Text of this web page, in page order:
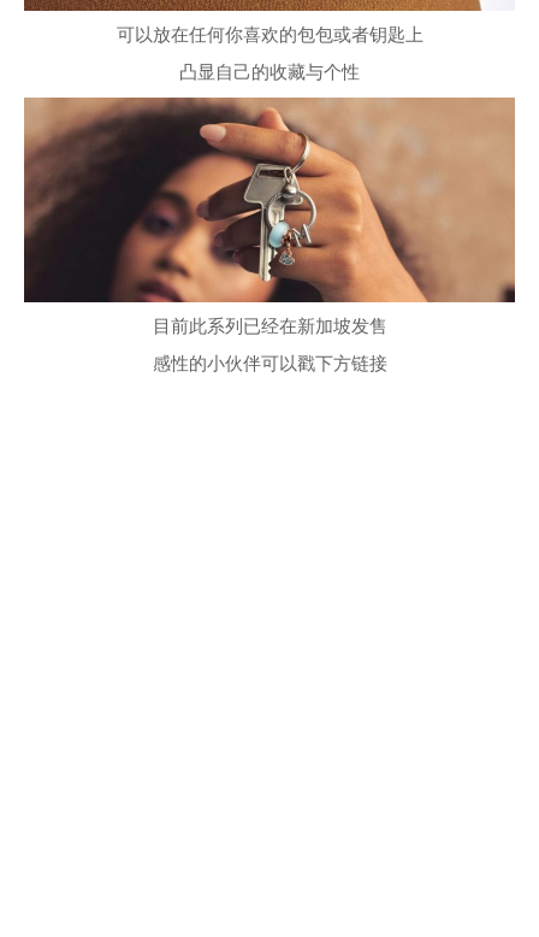
可以放在任何你喜欢的包包或者钥匙上
凸显自己的收藏与个性
目前此系列已经在新加坡发售
感性的小伙伴可以戳下方链接